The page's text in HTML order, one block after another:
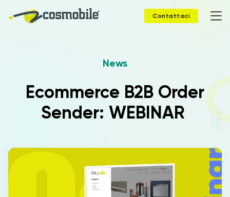
Contattaci
Prodotti
Soluzioni
News
Ecommerce B2B Order
Sender: WEBINAR